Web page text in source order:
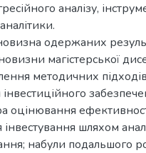
аналізу,
одержаних
магістерської
методичних
інвестиційного
оцінювання
інвестування шляхом
набули подальшого